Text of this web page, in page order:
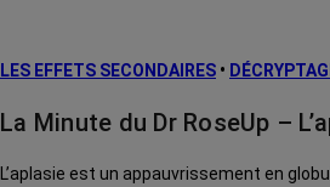
LES EFFETS SECONDAIRES •
La Minute du Dr RoseUp –
L’aplasie est un appauvrissement en